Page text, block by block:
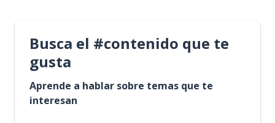
Busca el #contenido que te
gusta
Aprende a hablar sobre temas que te
interesan